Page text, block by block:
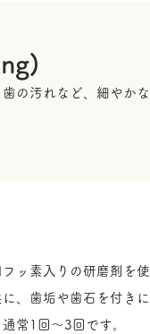
の汚れなど、細やか
ッ素入りの研磨剤を
、歯垢や歯石を付き
常1回～3回です。